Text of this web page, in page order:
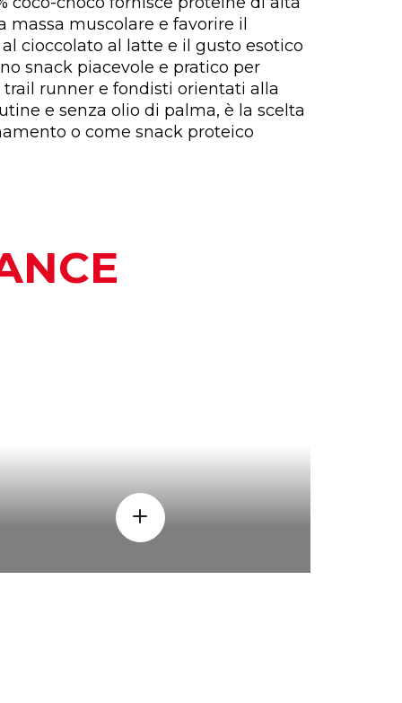
massa muscolare e favorire il
cioccolato al latte e il gusto esotico
snack piacevole e pratico per
runner e fondisti orientati alla
e senza olio di palma, è la scelta
o come snack proteico